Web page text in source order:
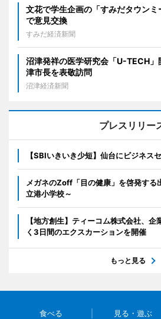
文花で学生企画の「すみだタウン
で意見交換
すみだ経済新聞
沼津発祥の医学研究会「U-TECH
津市長を表敬訪問
沼津経済新聞
プレスリリー
【SBIいきいき少短】仙台にビジネス
メガネのZoff「目の健康」を啓発する
立港小学校～
【地方創生】ティーコム株式会社、
く3日間のエクスカーションを開催
もっと見る
食べる 見る・遊ぶ